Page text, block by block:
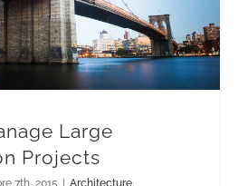
Large
Projects
7th, 2015 | Architecture